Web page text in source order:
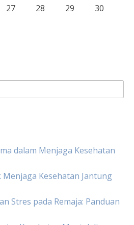
27 28 29
30
dalam Menjaga Kesehatan
Kesehatan Jantung
Stres pada Remaja: Panduan